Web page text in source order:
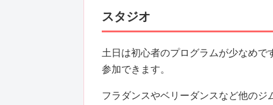
スタジオ
土日は初心者のプログラムが少なめ
参加できます。
フラダンスやベリーダンスなど他の